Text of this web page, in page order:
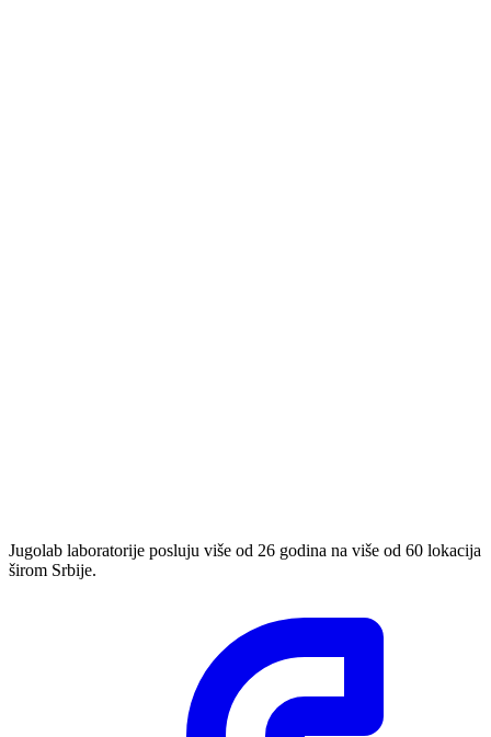
Jugolab laboratorije posluju više od 26 godina na više od 60 lokacija
širom Srbije.